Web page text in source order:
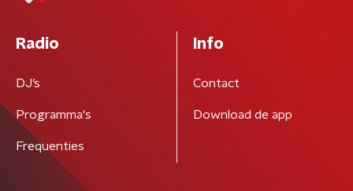
Radio
DJ’s
Programma's
Frequenties
Info
Contact
Download de app